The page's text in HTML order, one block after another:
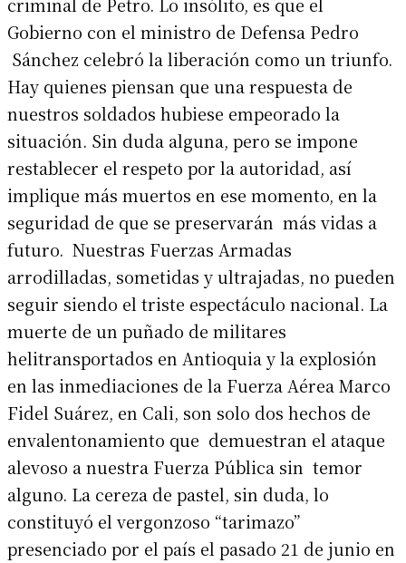
Gobierno con el ministro de Defensa Pedro
Sánchez celebró la liberación como un triunfo.
Hay quienes piensan que una respuesta de
nuestros soldados hubiese empeorado la
situación. Sin duda alguna, pero se impone
restablecer el respeto por la autoridad, así
implique más muertos en ese momento, en la
seguridad de que se preservarán más vidas a
futuro. Nuestras Fuerzas Armadas
arrodilladas, sometidas y ultrajadas, no pueden
seguir siendo el triste espectáculo nacional. La
muerte de un puñado de militares
helitransportados en Antioquia y la explosión
en las inmediaciones de la Fuerza Aérea Marco
Fidel Suárez, en Cali, son solo dos hechos de
envalentonamiento que demuestran el ataque
alevoso a nuestra Fuerza Pública sin temor
alguno. La cereza de pastel, sin duda, lo
constituyó el vergonzoso “tarimazo”
presenciado por el país el pasado 21 de junio en